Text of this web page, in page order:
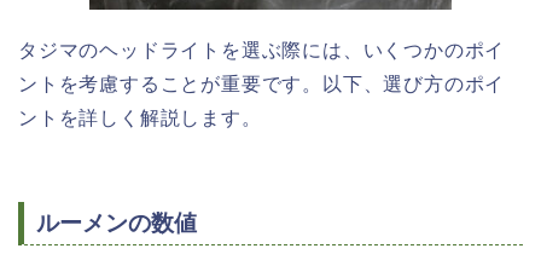
タジマのヘッドライトを選ぶ際には、いくつかのポイ
ントを考慮することが重要です。以下、選び方のポイ
ントを詳しく解説します。
ルーメンの数値